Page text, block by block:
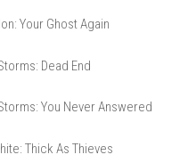
Your Ghost Again
Dead End
You Never Answered
Thick As Thieves